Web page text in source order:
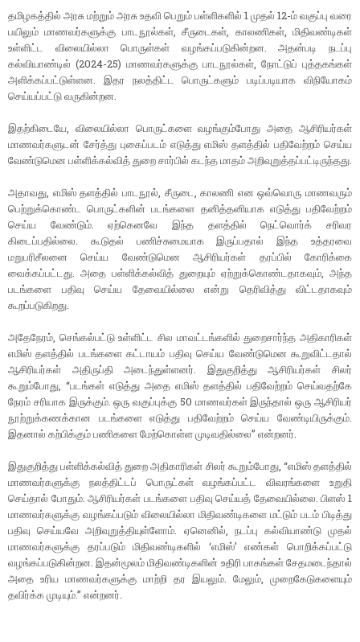
தமிழகத்தில் அரசு மற்றும் அரசு உதவி பெறும் பள்ளிகளில் 1 முதல் 12-ம் வகுப்பு வரை
பயிலும் மாணவர்களுக்கு பாடநூல்கள், சீருடைகள், காலணிகள், மிதிவண்டிகள்
உள்ளிட்ட விலையில்லா பொருள்கள் வழங்கப்படுகின்றன. அதன்படி நடப்பு
கல்வியாண்டில் (2024-25) மாணவர்களுக்கு பாடநூல்கள், நோட்டுப் புத்தகங்கள்
அளிக்கப்பட்டுள்ளன. இதர நலத்திட்ட பொருட்களும் படிப்படியாக விநியோகம்
செய்யப்பட்டு வருகின்றன.
இதற்கிடையே, விலையில்லா பொருட்களை வழங்கும்போது அதை ஆசிரியர்கள்
மாணவர்களுடன் சேர்த்து புகைப்படம் எடுத்து எமிஸ் தளத்தில் பதிவேற்றம் செய்ய
வேண்டுமென பள்ளிக்கல்வித் துறை சார்பில் கடந்த மாதம் அறிவுறுத்தப்பட்டிருந்தது.
அதாவது, எமிஸ் தளத்தில் பாடநூல், சீருடை, காலணி என ஒவ்வொரு மாணவரும்
பெற்றுக்கொண்ட பொருட்களின் படங்களை தனித்தனியாக எடுத்து பதிவேற்றம்
செய்ய வேண்டும். ஏற்கெனவே இந்த தளத்தில் நெட்வொர்க் சரிவர
கிடைப்பதில்லை. கூடுதல் பணிச்சுமையாக இருப்பதால் இந்த உத்தரவை
மறுபரிசீலனை செய்ய வேண்டுமென ஆசிரியர்கள் தரப்பில் கோரிக்கை
வைக்கப்பட்டது. அதை பள்ளிக்கல்வித் துறையும் ஏற்றுக்கொண்டதாகவும், அந்த
படங்களை பதிவு செய்ய தேவையில்லை என்று தெரிவித்து விட்டதாகவும்
கூறப்படுகிறது.
அதேநேரம், செங்கல்பட்டு உள்ளிட்ட சில மாவட்டங்களில் துறைசார்ந்த அதிகாரிகள்
எமிஸ் தளத்தில் படங்களை கட்டாயம் பதிவு செய்ய வேண்டுமென கூறுவிட்டதால்
ஆசிரியர்கள் அதிருப்தி அடைந்துள்ளனர். இதுகுறித்து ஆசிரியர்கள் சிலர்
கூறும்போது, “படங்கள் எடுத்து அதை எமிஸ் தளத்தில் பதிவேற்றம் செய்வதற்கே
நேரம் சரியாக இருக்கும். ஒரு வகுப்புக்கு 50 மாணவர்கள் இருந்தால் ஒரு ஆசிரியர்
நூற்றுக்கணக்கான படங்களை எடுத்து பதிவேற்றம் செய்ய வேண்டியிருக்கும்.
இதனால் கற்பிக்கும் பணிகளை மேற்கொள்ள முடிவதில்லை” என்றனர்.
இதுகுறித்து பள்ளிக்கல்வித் துறை அதிகாரிகள் சிலர் கூறும்போது, “எமிஸ் தளத்தில்
மாணவர்களுக்கு நலத்திட்டப் பொருட்கள் வழங்கப்பட்ட விவரங்களை உறுதி
செய்தால் போதும். ஆசிரியர்கள் படங்களை பதிவு செய்யத் தேவையில்லை. பிளஸ் 1
மாணவர்களுக்கு வழங்கப்படும் விலையில்லா மிதிவண்டிகளை மட்டும் படம் பிடித்து
பதிவு செய்யவே அறிவுறுத்தியுள்ளோம். ஏனெனில், நடப்பு கல்வியாண்டு முதல்
மாணவர்களுக்கு தரப்படும் மிதிவண்டிகளில் ‘எமிஸ்’ எண்கள் பொறிக்கப்பட்டு
வழங்கப்படுகின்றன. இதன்மூலம் மிதிவண்டிகளின் உதிரி பாகங்கள் சேதமடைந்தால்
அதை உரிய மாணவர்களுக்கு மாற்றி தர இயலும். மேலும், முறைகேடுகளையும்
தவிர்க்க முடியும்.” என்றனர்.